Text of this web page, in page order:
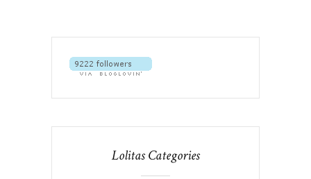
Lolitas Categories